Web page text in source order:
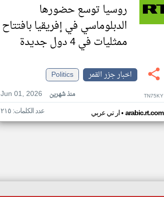
روسيا توسع حضورها
الدبلوماسي في إفريقيا بافتتاح
ممثليات في 4 دول جديدة
اخبار جزر القمر
Politics
Jun 01, 2026
منذ شهرين TN75KY
ار تي عربي• arabic.rt.com عدد الكلمات: ٢١٥